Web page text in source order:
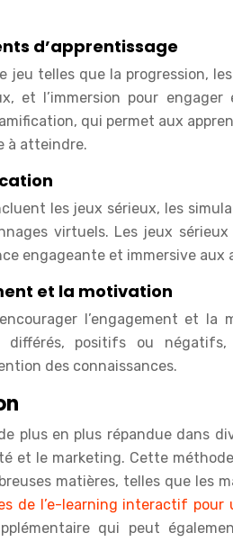
d’apprentissage
telles que la progression,
et l’immersion pour
qui permet aux
à atteindre.
les jeux sérieux, les
virtuels. Les jeux
engageante et immersive aux
et la motivation
l’engagement et la
différés, positifs ou
des connaissances.
plus en plus répandue dans
et le marketing. Cette
matières, telles que les
de l’e-learning interactif pour
qui peut